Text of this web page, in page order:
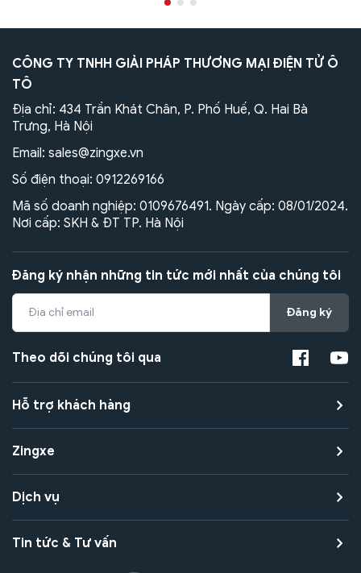
CÔNG TY TNHH GIẢI PHÁP THƯƠNG MẠI ĐIỆN TỬ Ô
TÔ
Địa chỉ: 434 Trần Khát Chân, P. Phố Huế, Q. Hai Bà
Trưng, Hà Nội
Email: sales@zingxe.vn
Số điện thoại: 0912269166
Mã số doanh nghiệp: 0109676491. Ngày cấp: 08/01/2024.
Nơi cấp: SKH & ĐT TP. Hà Nội
Đăng ký nhận những tin tức mới nhất của chúng tôi
Đăng ký
Theo dõi chúng tôi qua
Hỗ trợ khách hàng
Zingxe
Dịch vụ
Tin tức & Tư vấn